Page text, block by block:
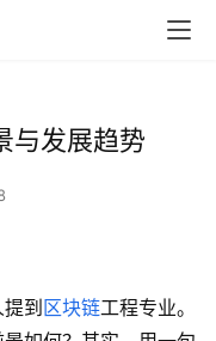
与发展趋势
到 区块链工程专业。